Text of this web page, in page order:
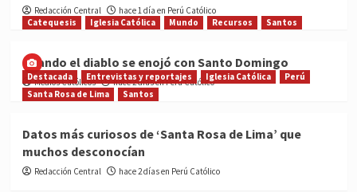
Redacción Central
hace 1 día en Perú Católico
Catequesis
Iglesia Católica Mundo Recursos Santos
Cuando el diablo se enojó con Santo Domingo
Medios Católicos hace 2 días en Perú Católico
Destacada Entrevistas y reportajes Iglesia Católica
Perú
Santa Rosa de Lima
Santos
Datos más curiosos de ‘Santa Rosa de Lima’ que
muchos desconocían
Redacción Central hace 2 días en Perú Católico